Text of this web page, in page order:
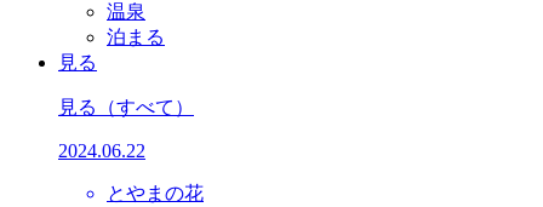
温泉
泊まる
見る
見る （すべて）
2024.06.22
とやまの花